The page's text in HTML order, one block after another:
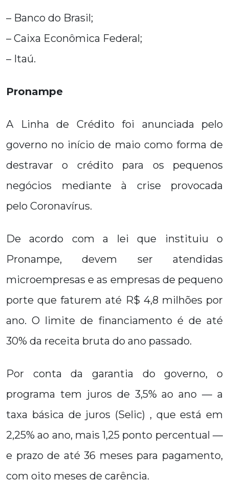
– Banco do Brasil;
– Caixa Econômica Federal;
– Itaú.
Pronampe
A Linha de Crédito foi anunciada pelo
governo no início de maio como forma de
destravar o crédito para os pequenos
negócios mediante à crise provocada
pelo Coronavírus.
De acordo com a lei que instituiu o
Pronampe, devem ser atendidas
microempresas e as empresas de pequeno
porte que faturem até R$ 4,8 milhões por
ano. O limite de financiamento é de até
30% da receita bruta do ano passado.
Por conta da garantia do governo, o
programa tem juros de 3,5% ao ano — a
taxa básica de juros (Selic) , que está em
2,25% ao ano, mais 1,25 ponto percentual —
e prazo de até 36 meses para pagamento,
com oito meses de carência.